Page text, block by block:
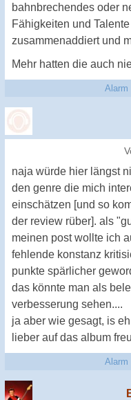
bahnbrechendes oder
Fähigkeiten und
zusammenaddiert und
Mehr hatten die auch
Alarm
naja würde hier längst
den genre die mich
einschätzen [und so
der review rüber]. als
meinen post wollte ich
fehlende konstanz
punkte spärlicher
das könnte man als
verbesserung sehen....
ja aber wie gesagt, is
lieber auf das album
Alarm